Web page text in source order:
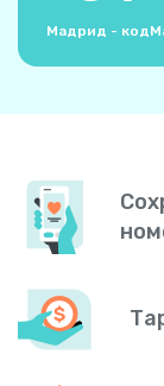
Мадрид - код